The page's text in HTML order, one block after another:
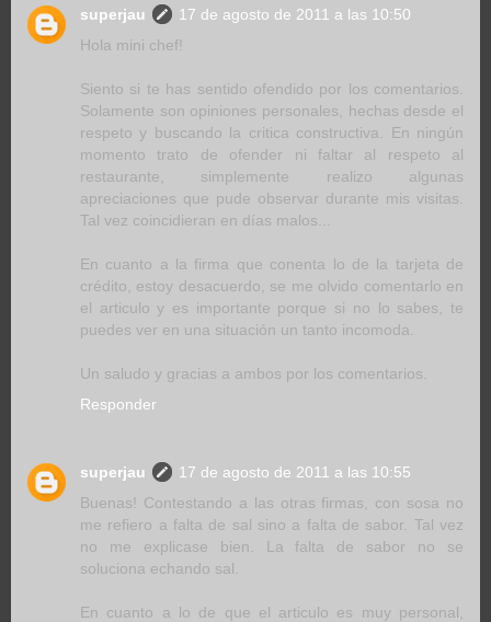
superjau
17 de agosto de 2011 a las 10:50
Hola mini chef!
Siento si te has sentido ofendido por los comentarios.
Solamente son opiniones personales, hechas desde el
respeto y buscando la critica constructiva. En ningún
momento trato de ofender ni faltar al respeto al
restaurante, simplemente realizo algunas
apreciaciones que pude observar durante mis visitas.
Tal vez coincidieran en días malos...
En cuanto a la firma que conenta lo de la tarjeta de
crédito, estoy desacuerdo, se me olvido comentarlo en
el articulo y es importante porque si no lo sabes, te
puedes ver en una situación un tanto incomoda.
Un saludo y gracias a ambos por los comentarios.
Responder
superjau
17 de agosto de 2011 a las 10:55
Buenas! Contestando a las otras firmas, con sosa no
me refiero a falta de sal sino a falta de sabor. Tal vez
no me explicase bien. La falta de sabor no se
soluciona echando sal.
En cuanto a lo de que el articulo es muy personal,